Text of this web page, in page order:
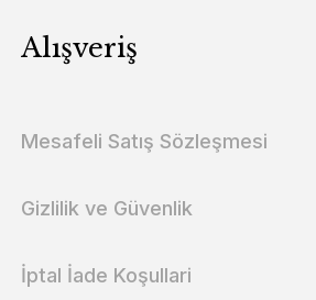
Alışveriş
Mesafeli Satış Sözleşmesi
Gizlilik ve Güvenlik
İptal İade Koşullari